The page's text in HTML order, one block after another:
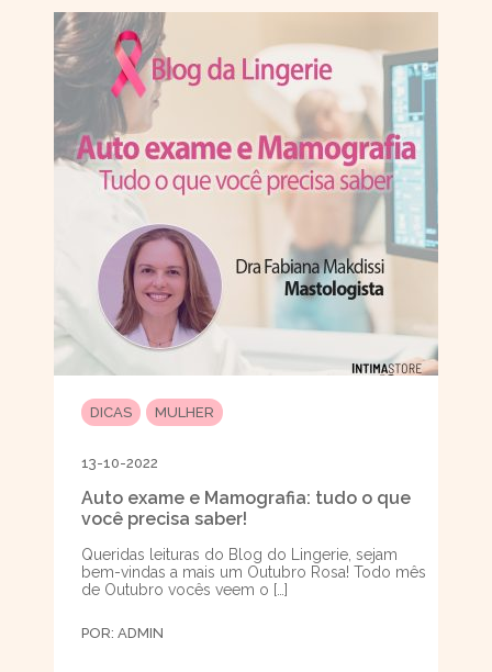
DICAS MULHER
13-10-2022
Auto exame e Mamografia: tudo o que
você precisa saber!
Queridas leituras do Blog do Lingerie, sejam
bem-vindas a mais um Outubro Rosa! Todo mês
de Outubro vocês veem o […]
POR: ADMIN